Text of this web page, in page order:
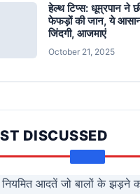
हेल्थ टिप्स: धूम्रपान ने
फेफड़ों की जान, ये
जिंदगी, आजमाएं
October 21, 2025
DISCUSSED